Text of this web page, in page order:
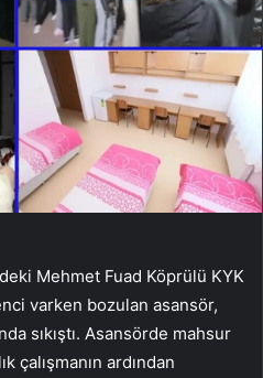
Mehmet Fuad Köprülü KYK
varken bozulan asansör,
sıkıştı. Asansörde mahsur
çalışmanın ardından